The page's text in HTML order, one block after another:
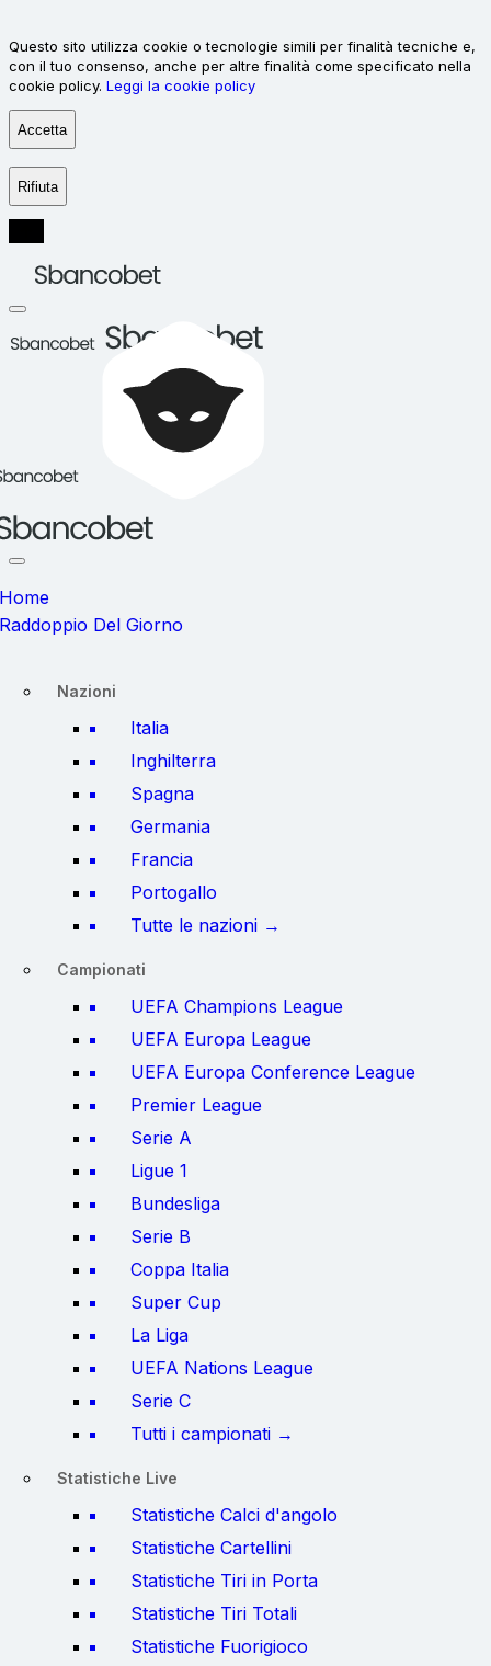
Questo sito utilizza cookie o tecnologie simili per finalità tecniche e,
con il tuo consenso, anche per altre finalità come specificato nella
cookie policy. Leggi la cookie policy
Accetta
Rifiuta
Home
Raddoppio Del Giorno
Nazioni
Italia
Inghilterra
Spagna
Germania
Francia
Portogallo
Tutte le nazioni →
Campionati
UEFA Champions League
UEFA Europa League
UEFA Europa Conference League
Premier League
Serie A
Ligue 1
Bundesliga
Serie B
Coppa Italia
Super Cup
La Liga
UEFA Nations League
Serie C
Tutti i campionati →
Statistiche Live
Statistiche Calci d'angolo
Statistiche Cartellini
Statistiche Tiri in Porta
Statistiche Tiri Totali
Statistiche Fuorigioco